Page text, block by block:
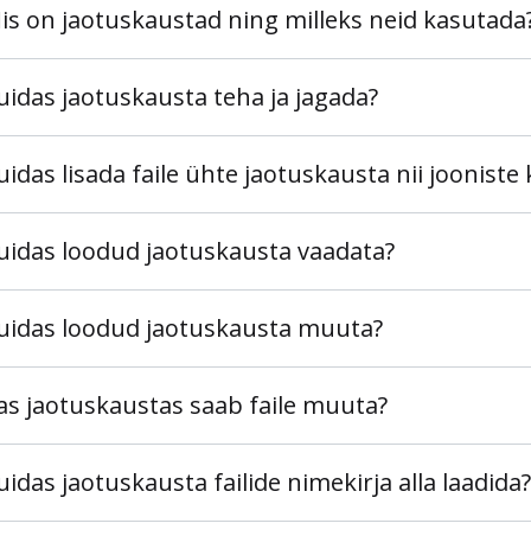
on jaotuskaustad ning milleks neid
jaotuskausta teha ja jagada?
lisada faile ühte jaotuskausta nii
loodud jaotuskausta vaadata?
loodud jaotuskausta muuta?
jaotuskaustas saab faile muuta?
jaotuskausta failide nimekirja alla laadida?